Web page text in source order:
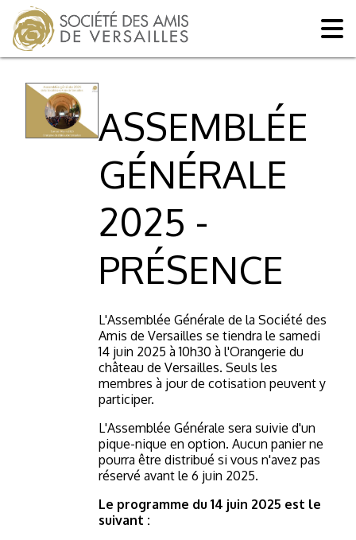
ASSEMBLÉE
GÉNÉRALE
2025 -
PRÉSENCE
L'Assemblée Générale de la Société des
Amis de Versailles se tiendra le samedi
14 juin 2025 à 10h30 à l'Orangerie du
château de Versailles. Seuls les
membres à jour de cotisation peuvent y
participer.
L'Assemblée Générale sera suivie d'un
pique-nique en option. Aucun panier ne
pourra être distribué si vous n'avez pas
réservé avant le 6 juin 2025.
Le programme du 14 juin 2025 est le
suivant :